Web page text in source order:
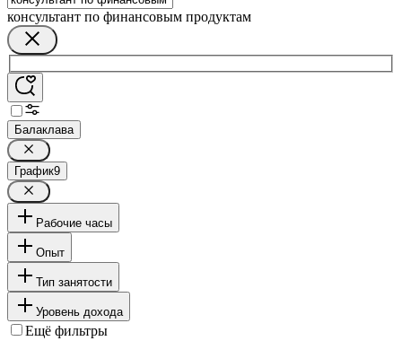
консультант по финансовым продуктам
Балаклава
График9
Рабочие часы
Опыт
Тип занятости
Уровень дохода
Ещё фильтры